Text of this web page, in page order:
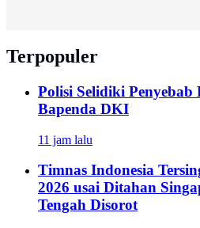
Terpopuler
Polisi Selidiki
Bapenda DKI
11 jam lalu
Timnas Indonesia
2026 usai Ditahan
Tengah Disorot